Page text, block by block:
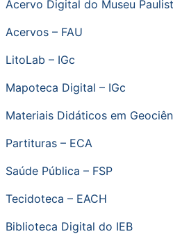
Acervo Digital do Museu
Acervos – FAU
LitoLab – IGc
Mapoteca Digital – IGc
Materiais Didáticos em
Partituras – ECA
Saúde Pública – FSP
Tecidoteca – EACH
Biblioteca Digital do IEB